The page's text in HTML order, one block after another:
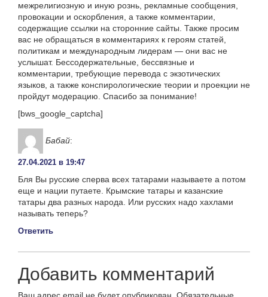
межрелигиозную и иную рознь, рекламные сообщения,
провокации и оскорбления, а также комментарии,
содержащие ссылки на сторонние сайты. Также просим
вас не обращаться в комментариях к героям статей,
политикам и международным лидерам — они вас не
услышат. Бессодержательные, бессвязные и
комментарии, требующие перевода с экзотических
языков, а также конспирологические теории и проекции не
пройдут модерацию. Спасибо за понимание!
[bws_google_captcha]
Бабай:
27.04.2021 в 19:47
Бля Вы русские сперва всех татарами называете а потом
еще и нации путаете. Крымские татары и казанские
татары два разных народа. Или русских надо хахлами
называть теперь?
Ответить
Добавить комментарий